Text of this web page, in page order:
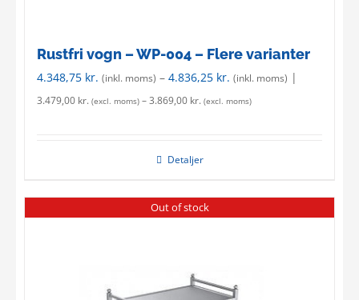
Rustfri vogn – WP-004 – Flere varianter
4.348,75 kr. (inkl. moms) – 4.836,25 kr. (inkl. moms) |
3.479,00 kr. (excl. moms) – 3.869,00 kr. (excl. moms)
Detaljer
Out of stock